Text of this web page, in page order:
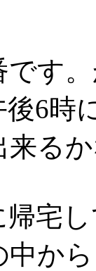
す
6時
来る
帰宅
中か